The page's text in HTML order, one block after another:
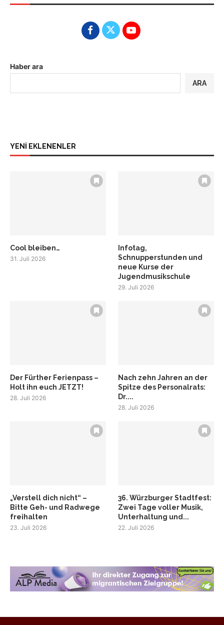
Haber ara
ARA
YENİ EKLENENLER
Cool bleiben…
31. Juli 2026
Infotag,
Schnupperstunden und
neue Kurse der
Jugendmusikschule
29. Juli 2026
Der Fürther Ferienpass –
Holt ihn euch JETZT!
28. Juli 2026
Nach zehn Jahren an der
Spitze des Personalrats:
Dr....
28. Juli 2026
„Verstell dich nicht“ –
Bitte Geh- und Radwege
freihalten
23. Juli 2026
36. Würzburger Stadtfest:
Zwei Tage voller Musik,
Unterhaltung und...
22. Juli 2026